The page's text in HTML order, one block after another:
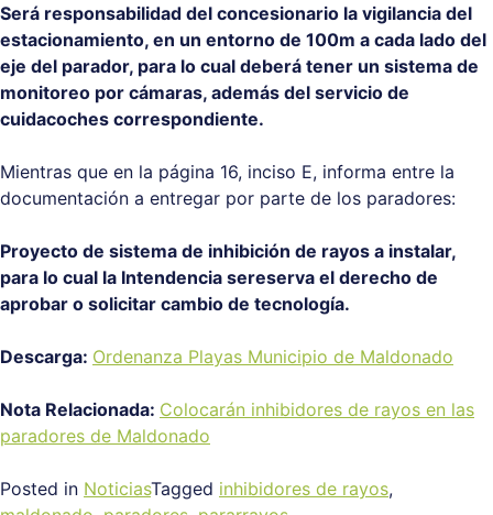
Será responsabilidad del concesionario la vigilancia del
estacionamiento, en un entorno de 100m a cada lado del
eje del parador, para lo cual deberá tener un sistema de
monitoreo por cámaras, además del servicio de
cuidacoches correspondiente.
Mientras que en la página 16, inciso E, informa entre la
documentación a entregar por parte de los paradores:
Proyecto de sistema de inhibición de rayos a instalar,
para lo cual la Intendencia sereserva el derecho de
aprobar o solicitar cambio de tecnología.
Descarga: Ordenanza Playas Municipio de Maldonado
Nota Relacionada: Colocarán inhibidores de rayos en las
paradores de Maldonado
Posted in NoticiasTagged inhibidores de rayos,